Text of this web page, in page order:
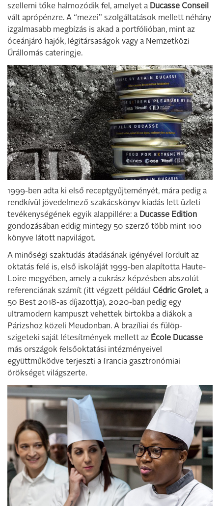
szellemi tőke halmozódik fel, amelyet a Ducasse Conseil
vált aprópénzre. A “mezei” szolgáltatások mellett néhány
izgalmasabb megbízás is akad a portfólióban, mint az
óceánjáró hajók, légitársaságok vagy a Nemzetközi
Űrállomás cateringje.
1999-ben adta ki első receptgyűjteményét, mára pedig a
rendkívül jövedelmező szakácskönyv kiadás lett üzleti
tevékenységének egyik alappillére: a Ducasse Edition
gondozásában eddig mintegy 50 szerző több mint 100
könyve látott napvilágot.
A minőségi szaktudás átadásának igényével fordult az
oktatás felé is, első iskoláját 1999-ben alapította Haute-
Loire megyében, amely a cukrász képzésben abszolút
referenciának számít (itt végzett például Cédric Grolet, a
50 Best 2018-as díjazottja), 2020-ban pedig egy
ultramodern kampuszt vehettek birtokba a diákok a
Párizshoz közeli Meudonban. A brazíliai és fülöp-
szigeteki saját létesítmények mellett az École Ducasse
más országok felsőoktatási intézményeivel
együttműködve terjeszti a francia gasztronómiai
örökséget világszerte.